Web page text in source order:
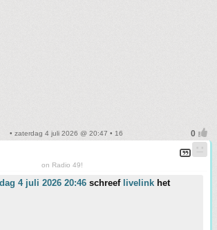
• zaterdag 4 juli 2026 @ 20:47 • 16
on Radio 49!
4 juli 2026 20:46 schreef livelink het